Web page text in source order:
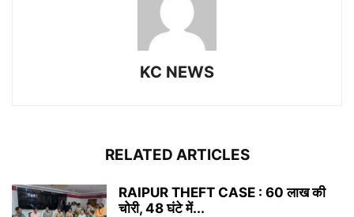
KC NEWS
RELATED ARTICLES
RAIPUR THEFT CASE : 60 लाख की
चोरी, 48 घंटे में...